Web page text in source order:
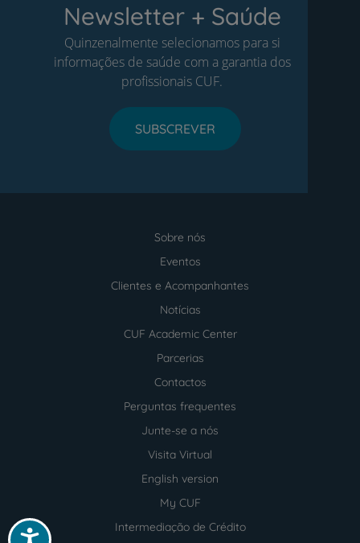
Acessibilidade
Newsletter + Saúde
Quinzenalmente selecionamos para si
informações de saúde com a garantia dos
profissionais CUF.
SUBSCREVER
Sobre nós
Eventos
Clientes e Acompanhantes
Notícias
CUF Academic Center
Parcerias
Contactos
Perguntas frequentes
Junte-se a nós
Visita Virtual
English version
My CUF
Intermediação de Crédito